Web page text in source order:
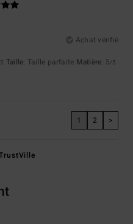
Achat vérifié
Taille: Taille parfaite Matière: 5/5
1 2 >